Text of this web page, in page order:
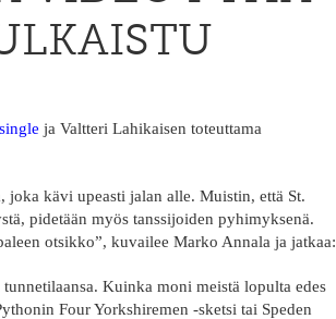
single ja Valtteri Lahikaisen toteuttama
joka kävi upeasti jalan alle. Muistin, että St.
pidetään myös tanssijoiden pyhimyksenä.
otsikko”, kuvailee Marko Annala ja jatkaa:
Kuinka moni meistä lopulta edes
Four Yorkshiremen -sketsi tai Speden